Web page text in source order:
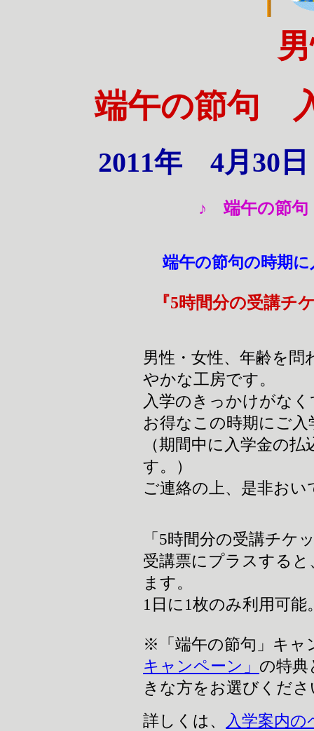
端午の節句
2011年 4月30日
♪ 端午の節
端午の節句の時期
『5時間分の受講チ
男性・女性、年齢を
やかな工房です。
入学のきっかけがな
お得なこの時期にご
（期間中に入学金の
す。）
ご連絡の上、是非おい
「5時間分の受講チケ
受講票にプラスする
ます。
1日に1枚のみ利用可能
※「端午の節句」キャ
キャンペーン」 の特典
きな方をお選びくださ
詳しくは、
入学案内の